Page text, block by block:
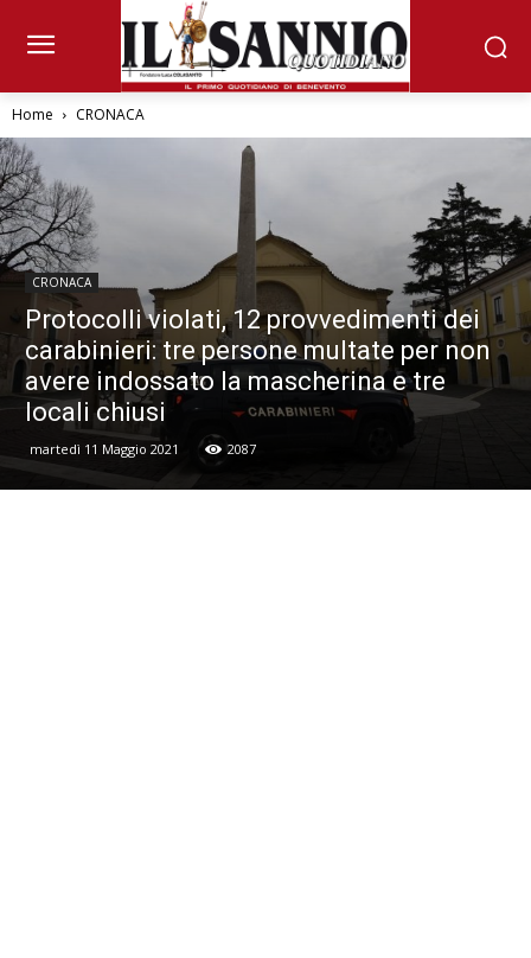
Home CRONACA
CRONACA
Protocolli violati, 12 provvedimenti dei
carabinieri: tre persone multate per non
avere indossato la mascherina e tre
locali chiusi
martedì 11 Maggio 2021 2087